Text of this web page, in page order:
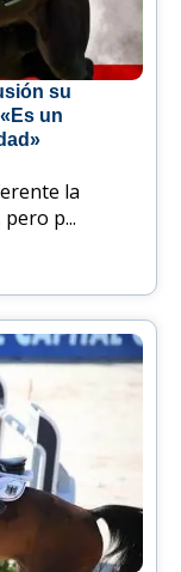
su
un
la
p...